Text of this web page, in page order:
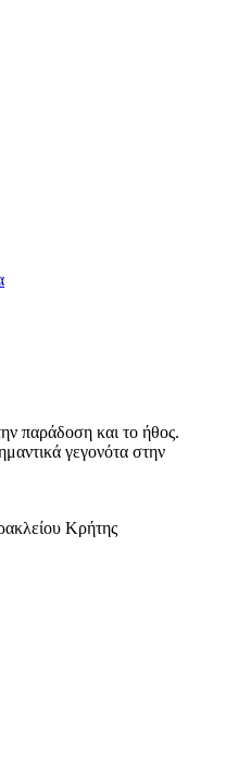
παράδοση και το ήθος.
γεγονότα στην
Κρήτης